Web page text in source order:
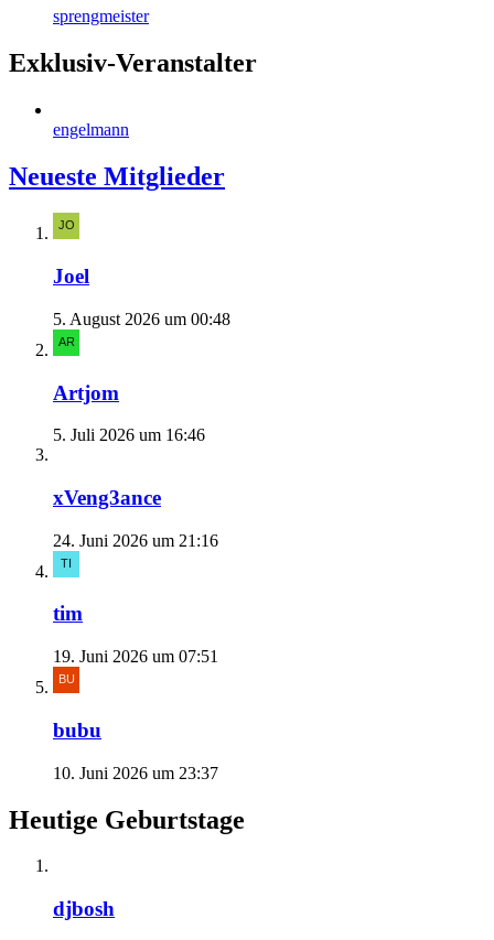
sprengmeister
Exklusiv-Veranstalter
engelmann
Neueste Mitglieder
Joel
5. August 2026 um 00:48
Artjom
5. Juli 2026 um 16:46
xVeng3ance
24. Juni 2026 um 21:16
tim
19. Juni 2026 um 07:51
bubu
10. Juni 2026 um 23:37
Heutige Geburtstage
djbosh